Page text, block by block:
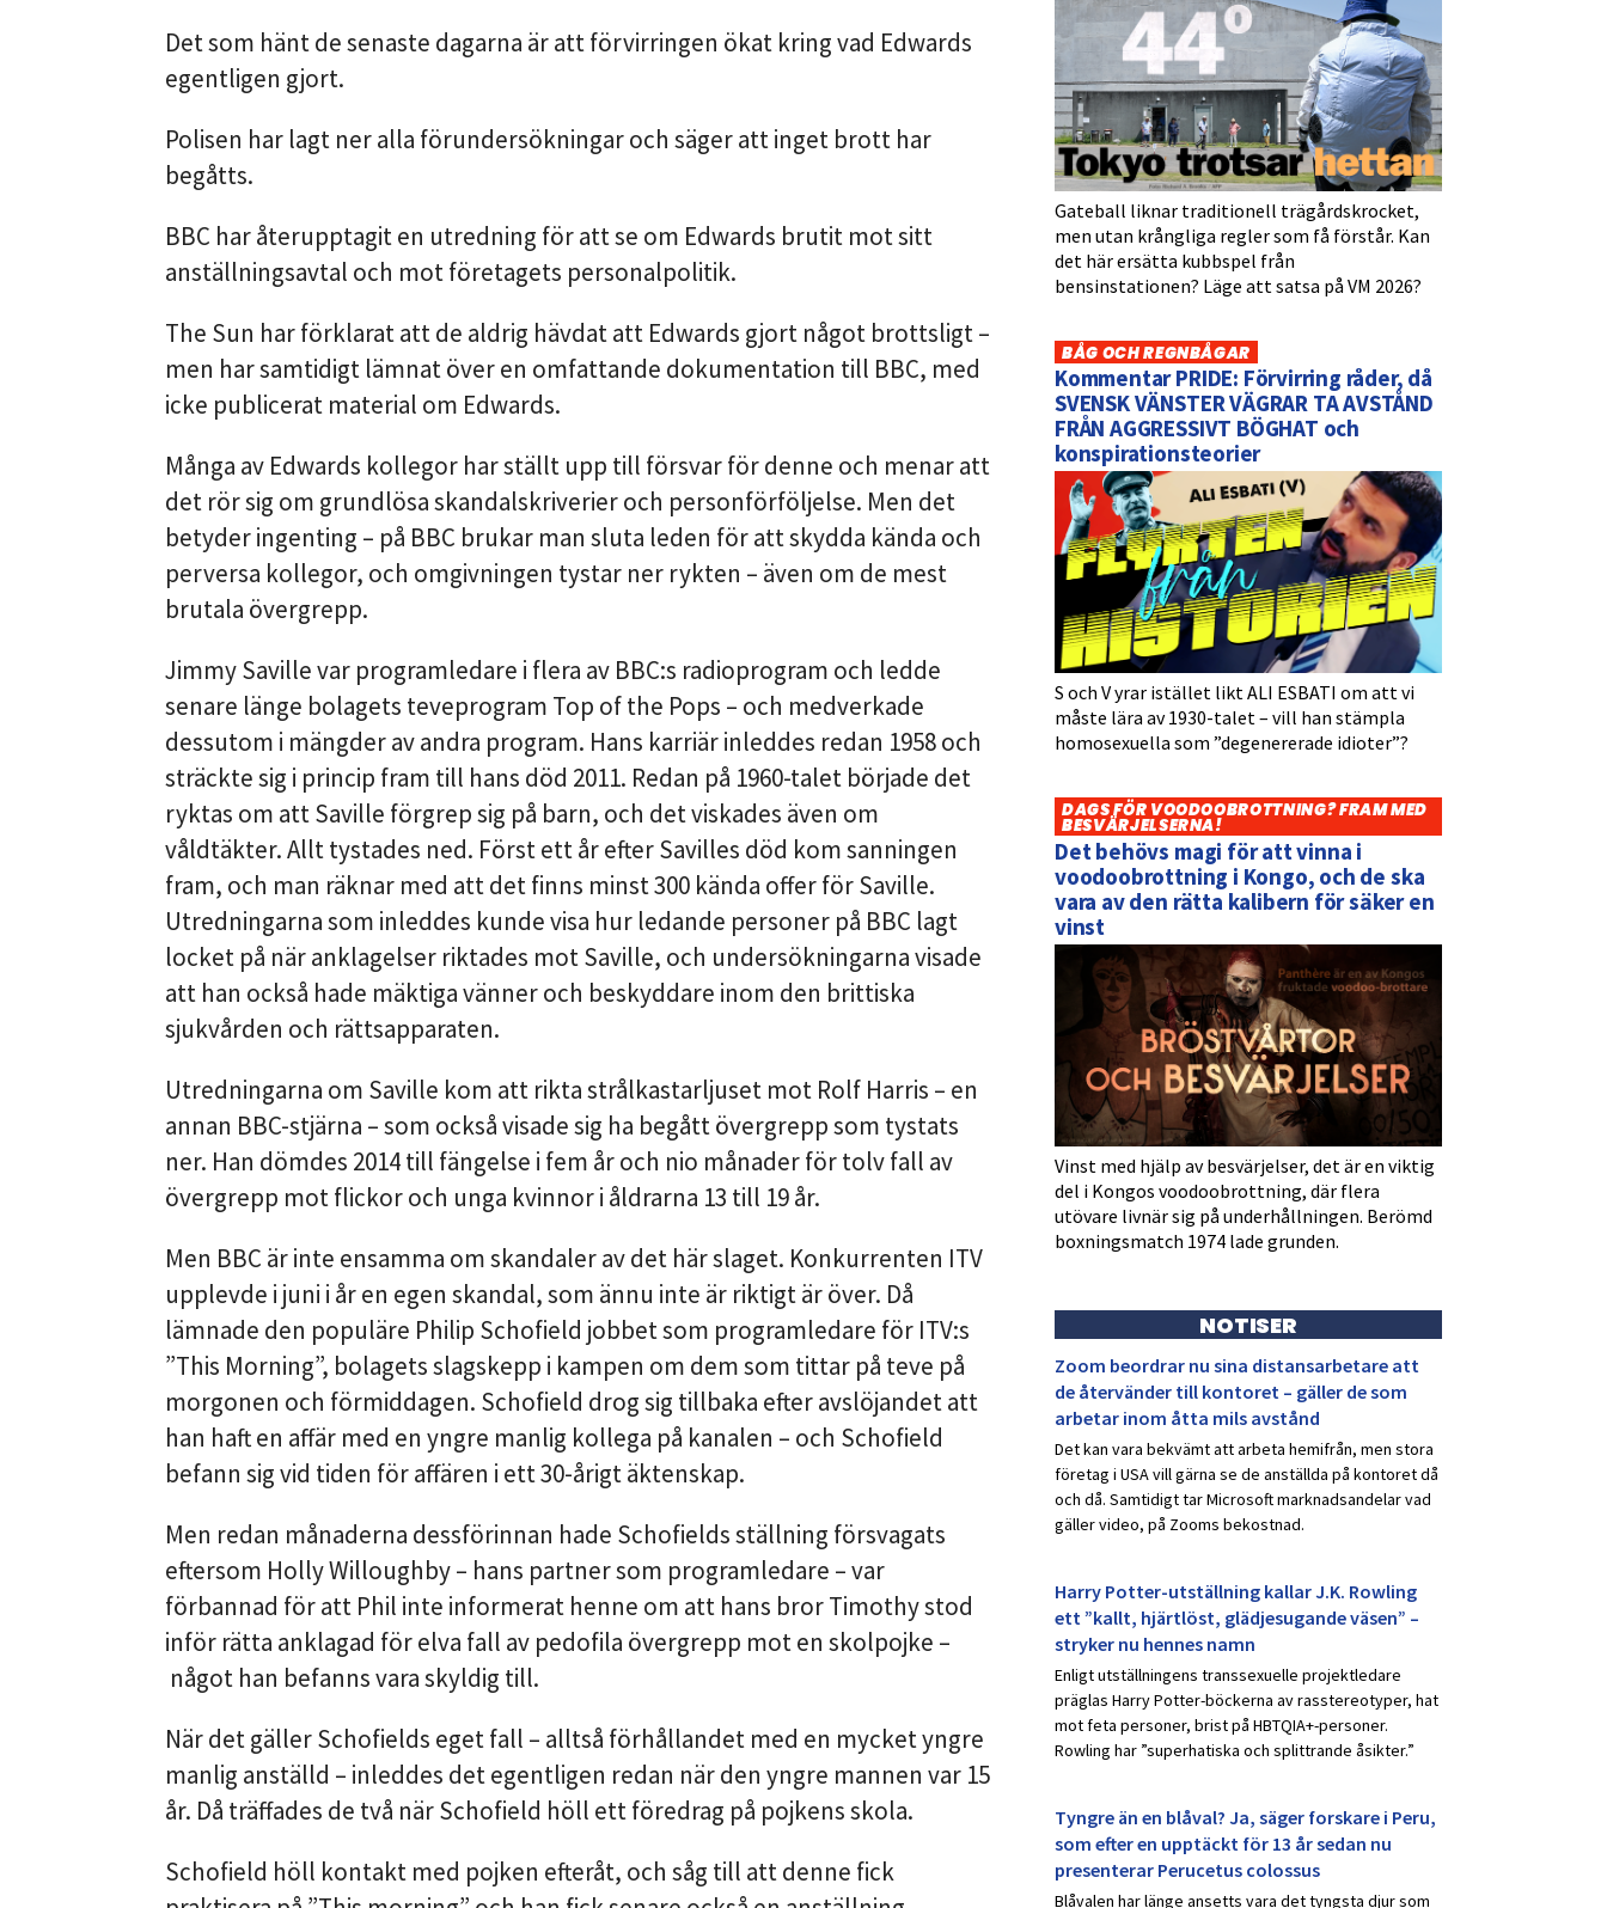
Det som hänt de senaste dagarna är att förvirringen ökat kring vad Edwards
egentligen gjort.
Polisen har lagt ner alla förundersökningar och säger att inget brott har
begåtts.
BBC har återupptagit en utredning för att se om Edwards brutit mot sitt
anställningsavtal och mot företagets personalpolitik.
The Sun har förklarat att de aldrig hävdat att Edwards gjort något brottsligt –
men har samtidigt lämnat över en omfattande dokumentation till BBC, med
icke publicerat material om Edwards.
Många av Edwards kollegor har ställt upp till försvar för denne och menar att
det rör sig om grundlösa skandalskriverier och personförföljelse. Men det
betyder ingenting – på BBC brukar man sluta leden för att skydda kända och
perversa kollegor, och omgivningen tystar ner rykten – även om de mest
brutala övergrepp.
Jimmy Saville var programledare i flera av BBC:s radioprogram och ledde
senare länge bolagets teveprogram Top of the Pops – och medverkade
dessutom i mängder av andra program. Hans karriär inleddes redan 1958 och
sträckte sig i princip fram till hans död 2011. Redan på 1960-talet började det
ryktas om att Saville förgrep sig på barn, och det viskades även om
våldtäkter. Allt tystades ned. Först ett år efter Savilles död kom sanningen
fram, och man räknar med att det finns minst 300 kända offer för Saville.
Utredningarna som inleddes kunde visa hur ledande personer på BBC lagt
locket på när anklagelser riktades mot Saville, och undersökningarna visade
att han också hade mäktiga vänner och beskyddare inom den brittiska
sjukvården och rättsapparaten.
Utredningarna om Saville kom att rikta strålkastarljuset mot Rolf Harris – en
annan BBC-stjärna – som också visade sig ha begått övergrepp som tystats
ner. Han dömdes 2014 till fängelse i fem år och nio månader för tolv fall av
övergrepp mot flickor och unga kvinnor i åldrarna 13 till 19 år.
Men BBC är inte ensamma om skandaler av det här slaget. Konkurrenten ITV
upplevde i juni i år en egen skandal, som ännu inte är riktigt är över. Då
lämnade den populäre Philip Schofield jobbet som programledare för ITV:s
”This Morning”, bolagets slagskepp i kampen om dem som tittar på teve på
morgonen och förmiddagen. Schofield drog sig tillbaka efter avslöjandet att
han haft en affär med en yngre manlig kollega på kanalen – och Schofield
befann sig vid tiden för affären i ett 30-årigt äktenskap.
Men redan månaderna dessförinnan hade Schofields ställning försvagats
eftersom Holly Willoughby – hans partner som programledare – var
förbannad för att Phil inte informerat henne om att hans bror Timothy stod
inför rätta anklagad för elva fall av pedofila övergrepp mot en skolpojke –
något han befanns vara skyldig till.
När det gäller Schofields eget fall – alltså förhållandet med en mycket yngre
manlig anställd – inleddes det egentligen redan när den yngre mannen var 15
år. Då träffades de två när Schofield höll ett föredrag på pojkens skola.
Schofield höll kontakt med pojken efteråt, och såg till att denne fick
Gateball liknar traditionell trägårdskrocket,
men utan krångliga regler som få förstår. Kan
det här ersätta kubbspel från
bensinstationen? Läge att satsa på VM 2026?
BÅG OCH REGNBÅGAR
Kommentar PRIDE: Förvirring råder, då
SVENSK VÄNSTER VÄGRAR TA AVSTÅND
FRÅN AGGRESSIVT BÖGHAT och
konspirationsteorier
S och V yrar istället likt ALI ESBATI om att vi
måste lära av 1930-talet – vill han stämpla
homosexuella som ”degenererade idioter”?
DAGS FÖR VOODOOBROTTNING? FRAM MED
BESVÄRJELSERNA!
Det behövs magi för att vinna i
voodoobrottning i Kongo, och de ska
vara av den rätta kalibern för säker en
vinst
Vinst med hjälp av besvärjelser, det är en viktig
del i Kongos voodoobrottning, där flera
utövare livnär sig på underhållningen. Berömd
boxningsmatch 1974 lade grunden.
NOTISER
Zoom beordrar nu sina distansarbetare att
de återvänder till kontoret – gäller de som
arbetar inom åtta mils avstånd
Det kan vara bekvämt att arbeta hemifrån, men stora
företag i USA vill gärna se de anställda på kontoret då
och då. Samtidigt tar Microsoft marknadsandelar vad
gäller video, på Zooms bekostnad.
Harry Potter-utställning kallar J.K. Rowling
ett ”kallt, hjärtlöst, glädjesugande väsen” –
stryker nu hennes namn
Enligt utställningens transsexuelle projektledare
präglas Harry Potter-böckerna av rasstereotyper, hat
mot feta personer, brist på HBTQIA+-personer.
Rowling har ”superhatiska och splittrande åsikter.”
Tyngre än en blåval? Ja, säger forskare i Peru,
som efter en upptäckt för 13 år sedan nu
presenterar Perucetus colossus
Blåvalen har länge ansetts vara det tyngsta djur som